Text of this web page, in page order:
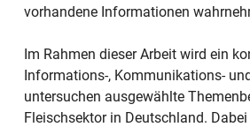
vorhandene Informationen
Im Rahmen dieser Arbeit wird ein
Informations-, Kommunikations-
untersuchen ausgewählte
Fleischsektor in Deutschland.